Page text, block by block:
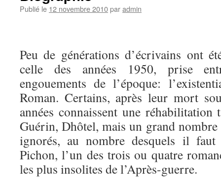
Publié le 12 novembre 2010paradmin
Peu de générations d’écrivains ont
celle des années 1950, prise
engouements de l’époque:
Roman. Certains, après leur mort
années connaissent une
Guérin, Dhôtel, mais un grand nombre
ignorés, au nombre desquels il faut
Pichon, l’un des trois ou quatre
les plus insolites de l’Après-guerre.